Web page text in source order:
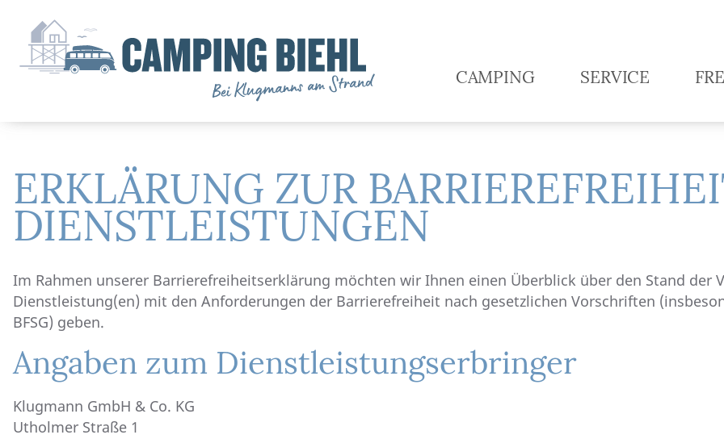
CAMPING SERVICE
ERKLÄRUNG ZUR
DIENSTLEISTUNGEN
Im Rahmen unserer Barrierefreiheitserklärung möchten wir Ihnen einen Überblick über den Stand der
Dienstleistung(en) mit den Anforderungen der Barrierefreiheit nach gesetzlichen Vorschriften
BFSG) geben.
Angaben zum Dienstleistungserbringer
Klugmann GmbH & Co. KG
Utholmer Straße 1